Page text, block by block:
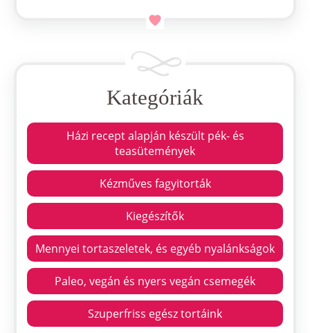
Kategóriák
Házi recept alapján készült pék- és
teasütemények
Kézműves fagyitorták
Kiegészítők
Mennyei tortaszeletek, és egyéb nyalánkságok
Paleo, vegán és nyers vegán csemegék
Szuperfriss egész tortáink